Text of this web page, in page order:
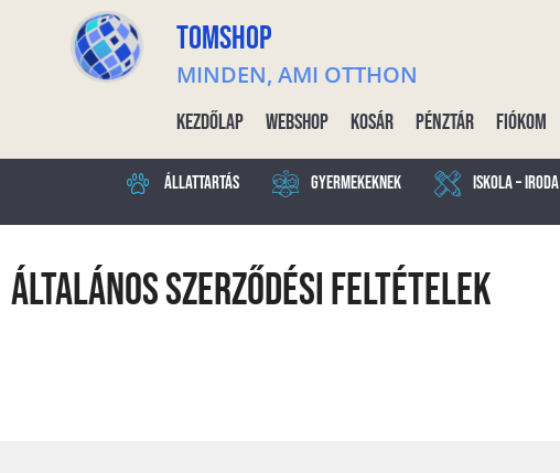
TOMSHOP
MINDEN, AMI OTTHON
Kezdőlap Webshop Kosár Pénztár Fiókom
Állattartás Gyermekeknek Iskola – Iroda
Általános Szerződési Feltételek